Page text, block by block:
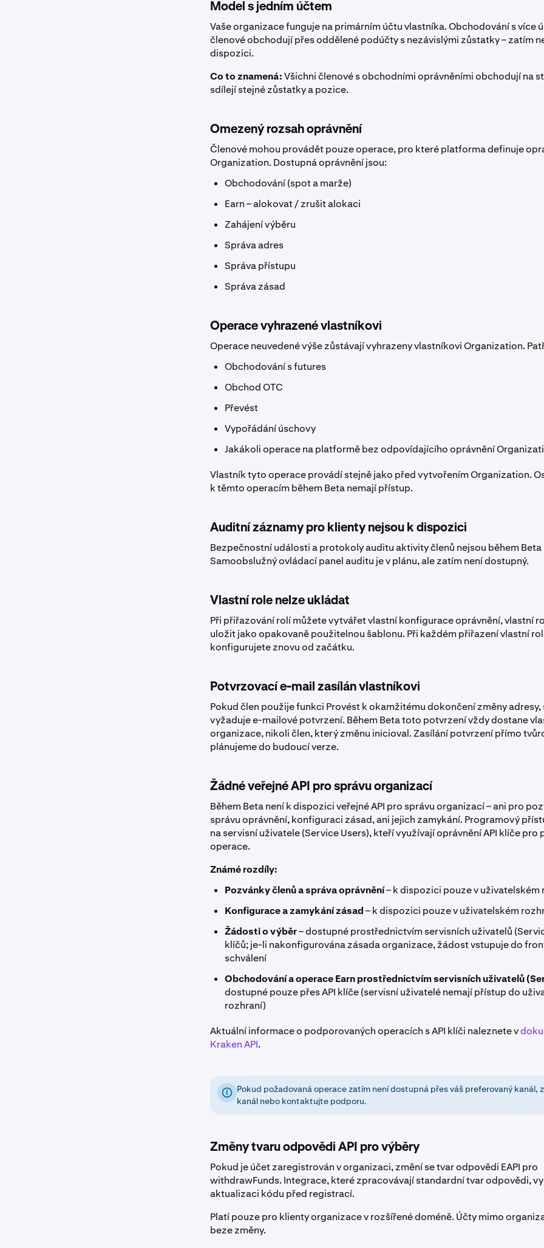
Model s jedním účtem
Vaše organizace funguje na primárním účtu vlastníka. Obchodování s více
členové obchodují přes oddělené podúčty s nezávislými zůstatky – zatím
dispozici.
Co to znamená:Všichni členové s obchodními oprávněními obchodují na
sdílejí stejné zůstatky a pozice.
Omezený rozsah oprávnění
Členové mohou provádět pouze operace, pro které platforma definuje
Organization. Dostupná oprávnění jsou:
Obchodování (spot a marže)
Earn – alokovat / zrušit alokaci
Zahájení výběru
Správa adres
Správa přístupu
Správa zásad
Operace vyhrazené vlastníkovi
Operace neuvedené výše zůstávají vyhrazeny vlastníkovi Organization.
Obchodování s futures
Obchod OTC
Převést
Vypořádání úschovy
Jakákoli operace na platformě bez odpovídajícího oprávnění
Vlastník tyto operace provádí stejně jako před vytvořením Organization.
k těmto operacím během Beta nemají přístup.
Auditní záznamy pro klienty nejsou k dispozici
Bezpečnostní události a protokoly auditu aktivity členů nejsou během
Samoobslužný ovládací panel auditu je v plánu, ale zatím není dostupný.
Vlastní role nelze ukládat
Při přiřazování rolí můžete vytvářet vlastní konfigurace oprávnění, vlastní
uložit jako opakovaně použitelnou šablonu. Při každém přiřazení vlastní
konfigurujete znovu od začátku.
Potvrzovací e-mail zasílán vlastníkovi
Pokud člen použije funkci Provést k okamžitému dokončení změny adresy,
vyžaduje e-mailové potvrzení. Během Beta toto potvrzení vždy dostane
organizace, nikoli člen, který změnu inicioval. Zasílání potvrzení přímo
plánujeme do budoucí verze.
Žádné veřejné API pro správu organizací
Během Beta není k dispozici veřejné API pro správu organizací – ani pro
správu oprávnění, konfiguraci zásad, ani jejich zamykání. Programový
na servisní uživatele (Service Users), kteří využívají oprávnění API klíče pro
operace.
Známé rozdíly:
Pozvánky členů a správa oprávnění– k dispozici pouze v uživatelském
Konfigurace a zamykání zásad– k dispozici pouze v uživatelském
Žádosti o výběr– dostupné prostřednictvím servisních uživatelů
klíčů; je-li nakonfigurována zásada organizace, žádost vstupuje do
schválení
Obchodování a operace Earn prostřednictvím servisních uživatelů
dostupné pouze přes API klíče (servisní uživatelé nemají přístup do
rozhraní)
Aktuální informace o podporovaných operacích s API klíči naleznete v
Kraken API.
Pokud požadovaná operace zatím není dostupná přes váš preferovaný kanál,
kanál nebo kontaktujte podporu.
Změny tvaru odpovědi API pro výběry
Pokud je účet zaregistrován v organizaci, změní se tvar odpovědi EAPI pro
withdrawFunds. Integrace, které zpracovávají standardní tvar odpovědi,
aktualizaci kódu před registrací.
Platí pouze pro klienty organizace v rozšířené doméně. Účty mimo
beze změny.